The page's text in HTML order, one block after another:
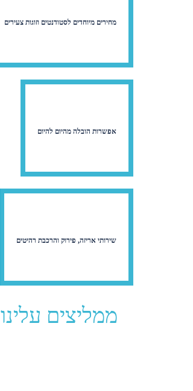
מחירים מיוחדים לסטודנטים וזוגות צעירים
אפשרות הובלה מהיום להיום
שירותי אריזה, פירוק והרכבת רהיטים
ממליצים עלינו